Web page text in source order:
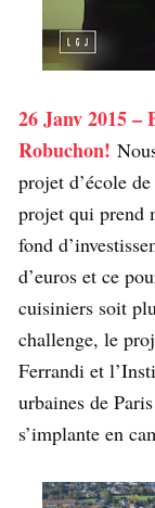
26 Janv 2015 –
Robuchon!
projet d’école
projet qui prend
fond
d’euros et ce
cuisiniers soit
challenge, le
Ferrandi et
urbaines de
s’implante en